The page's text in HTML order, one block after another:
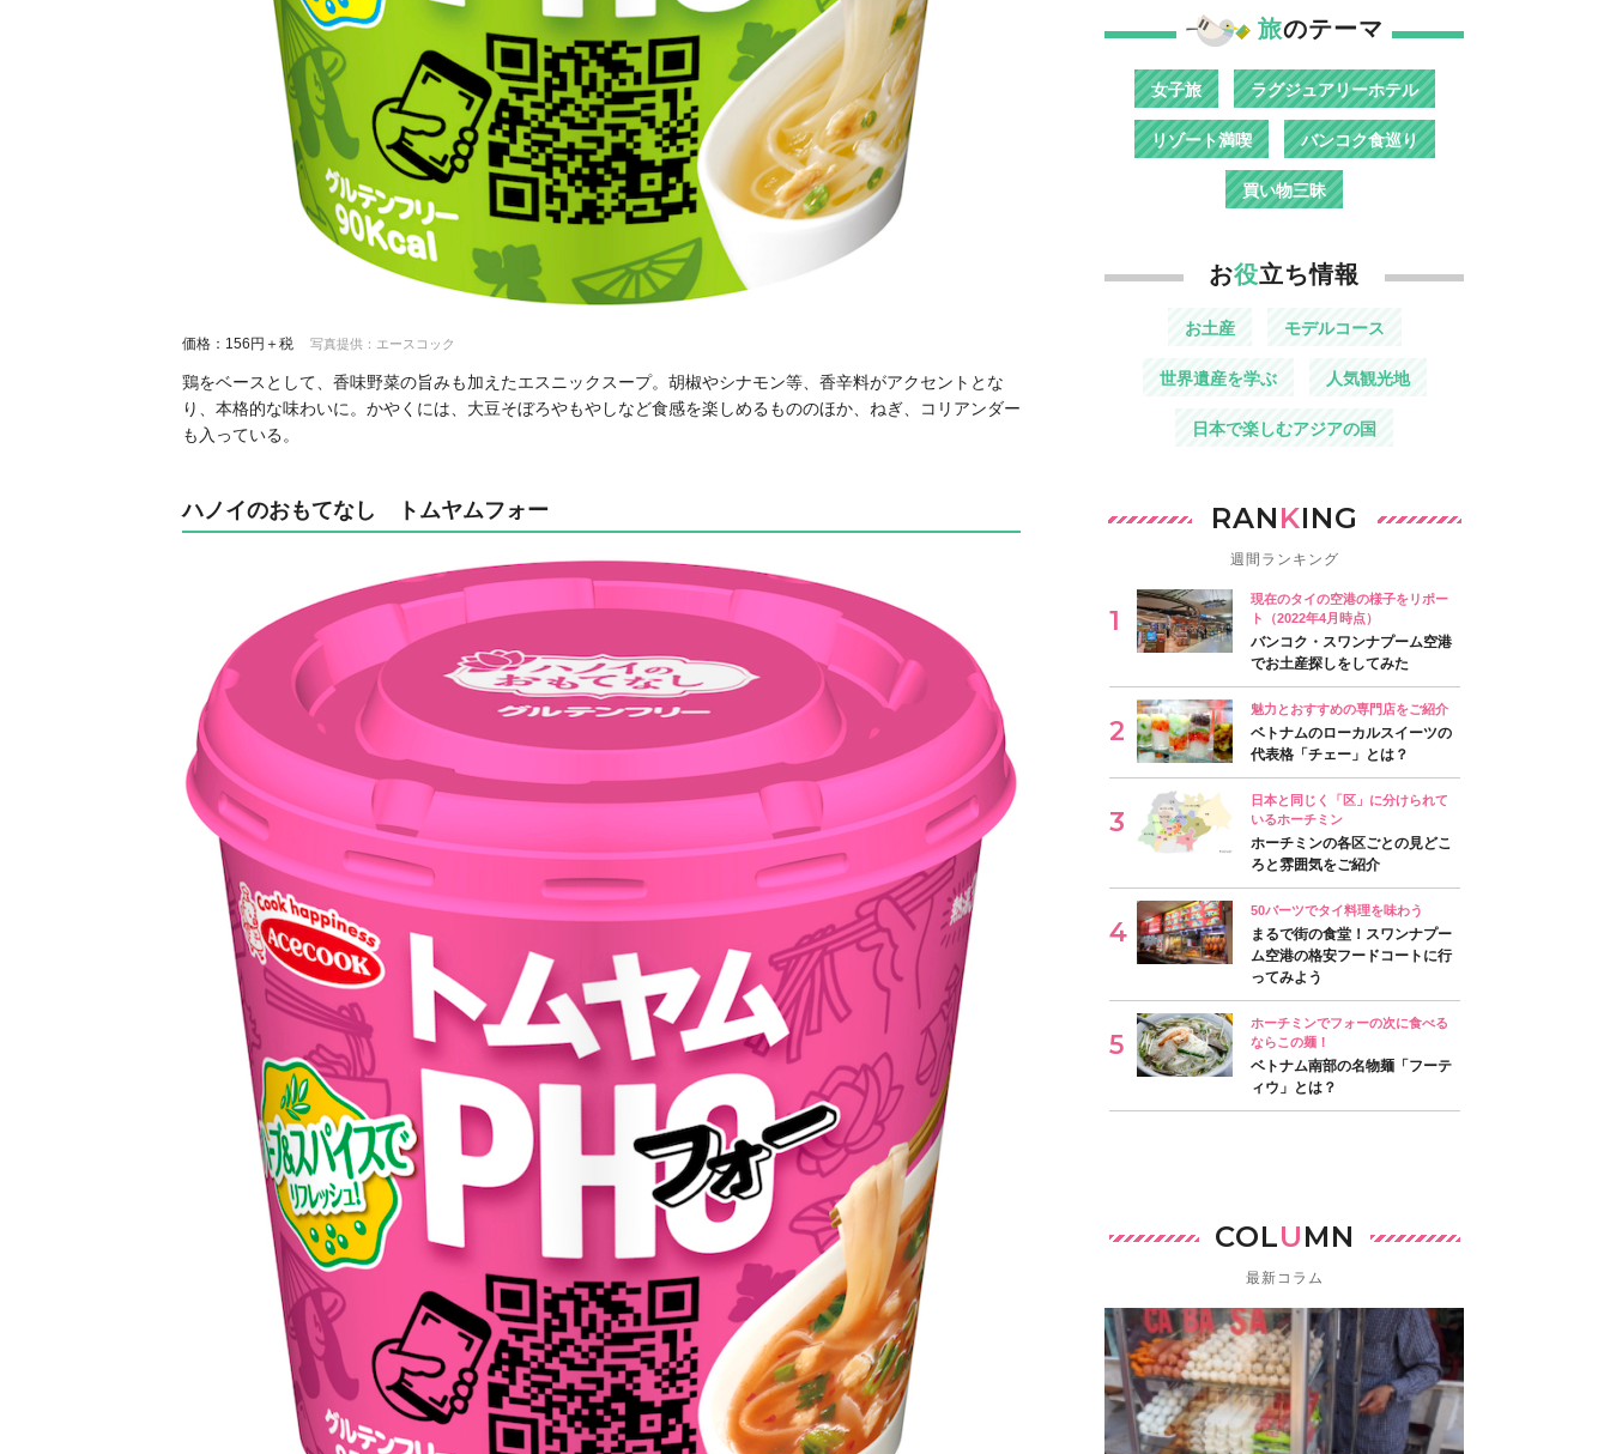
価格：156円＋税 写真提供：エースコック
鶏をベースとして、香味野菜の旨みも加えたエスニックスープ。胡椒やシナモン等、香辛料がアクセントとな
り、本格的な味わいに。かやくには、大豆そぼろやもやしなど食感を楽しめるもののほか、ねぎ、コリアンダー
も入っている。
ハノイのおもてなし トムヤムフォー
旅のテーマ
女子旅 ラグジュアリーホテル
リゾート満喫 バンコク食巡り
買い物三昧
お役立ち情報
お土産 モデルコース
世界遺産を学ぶ 人気観光地
日本で楽しむアジアの国
RANKING
週間ランキング
現在のタイの空港の様子をリポー
ト（2022年4月時点）
バンコク・スワンナプーム空港
でお土産探しをしてみた
魅力とおすすめの専門店をご紹介
ベトナムのローカルスイーツの
代表格「チェー」とは？
日本と同じく「区」に分けられて
いるホーチミン
ホーチミンの各区ごとの見どこ
ろと雰囲気をご紹介
50バーツでタイ料理を味わう
まるで街の食堂！スワンナプー
ム空港の格安フードコートに行
ってみよう
ホーチミンでフォーの次に食べる
ならこの麺！
ベトナム南部の名物麺「フーテ
ィウ」とは？
COLUMN
最新コラム